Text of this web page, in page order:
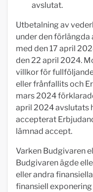
avslutat.
Utbetalning av
under den
med den 17 april
den 22 april 2024.
villkor för
eller frånfallits och
mars 2024
april 2024 avslutats
accepterat
lämnad accept.
Varken Budgivaren
Budgivaren ägde
eller andra
finansiell